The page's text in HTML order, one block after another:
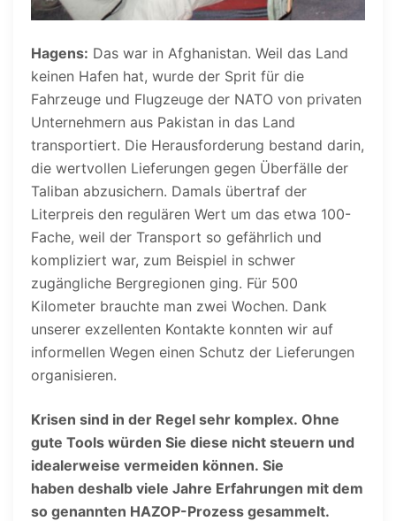
Hagens: Das war in Afghanistan. Weil das Land
keinen Hafen hat, wurde der Sprit für die
Fahrzeuge und Flugzeuge der NATO von privaten
Unternehmern aus Pakistan in das Land
transportiert. Die Herausforderung bestand darin,
die wertvollen Lieferungen gegen Überfälle der
Taliban abzusichern. Damals übertraf der
Literpreis den regulären Wert um das etwa 100-
Fache, weil der Transport so gefährlich und
kompliziert war, zum Beispiel in schwer
zugängliche Bergregionen ging. Für 500
Kilometer brauchte man zwei Wochen. Dank
unserer exzellenten Kontakte konnten wir auf
informellen Wegen einen Schutz der Lieferungen
organisieren.
Krisen sind in der Regel sehr komplex. Ohne
gute Tools würden Sie diese nicht steuern und
idealerweise vermeiden können. Sie
haben deshalb viele Jahre Erfahrungen mit dem
so genannten HAZOP-Prozess gesammelt.